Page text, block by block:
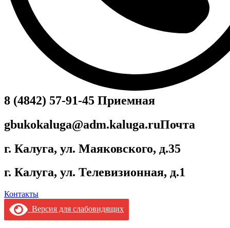
8 (4842) 57-91-45 Приемная
gbukokaluga@adm.kaluga.ruПочта
г. Калуга, ул. Маяковского, д.35
г. Калуга, ул. Телевизионная, д.1
Контакты
Версия для слабовидящих